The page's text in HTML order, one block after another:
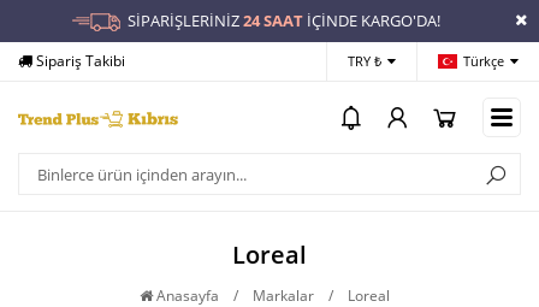
SİPARİŞLERİNİZ24 SAATİÇİNDE KARGO'DA!
Sipariş Takibi TRY ₺ Türkçe
Loreal
Anasayfa / Markalar / Loreal